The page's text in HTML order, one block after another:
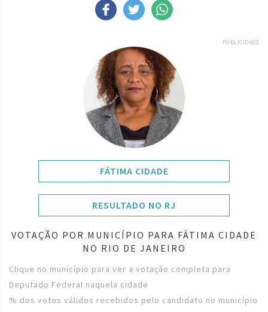
PUBLICIDADE
FÁTIMA CIDADE
RESULTADO NO RJ
VOTAÇÃO POR MUNICÍPIO PARA FÁTIMA CIDADE
NO RIO DE JANEIRO
Clique no município para ver a votação completa para
Deputado Federal naquela cidade
% dos votos válidos recebidos pelo candidato no município